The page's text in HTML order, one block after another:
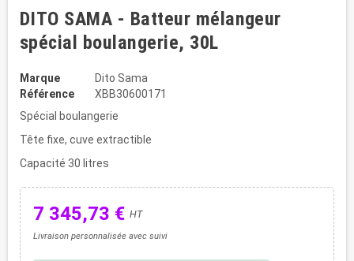
DITO SAMA - Batteur mélangeur
spécial boulangerie, 30L
Marque
Dito Sama
Référence
XBB30600171
Spécial boulangerie
Tête fixe, cuve extractible
Capacité 30 litres
7 345,73 € HT
Livraison personnalisée avec suivi